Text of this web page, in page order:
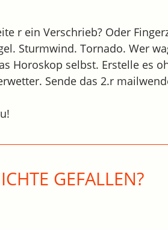
r ein Verschrieb? Oder
Sturmwind. Tornado. Wer
Horoskop selbst. Erstelle es
Sende das 2.r
GEFALLEN?